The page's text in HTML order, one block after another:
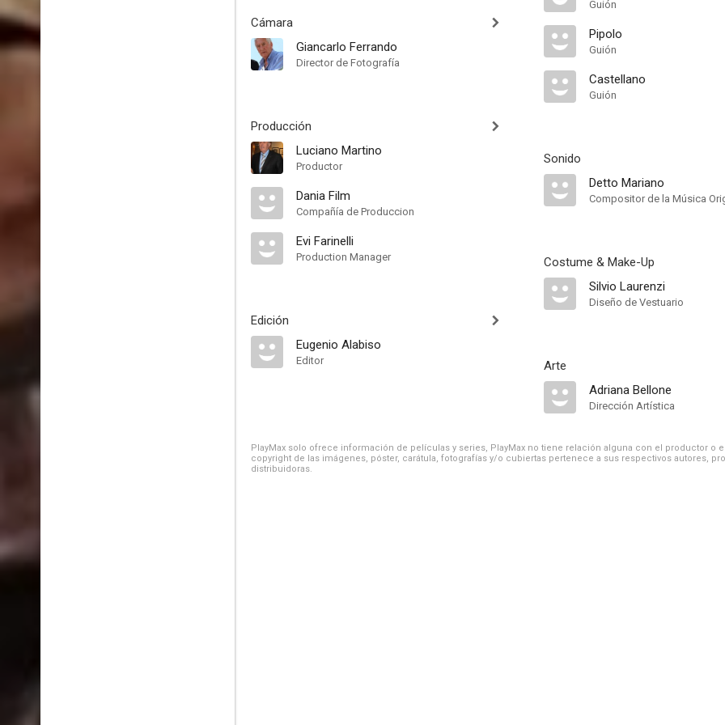
Cámara
Giancarlo Ferrando
Director de Fotografía
Producción
Luciano Martino
Productor
Dania Film
Compañía de Produccion
Evi Farinelli
Production Manager
Edición
Eugenio Alabiso
Editor
Guión
Pipolo
Guión
Castellano
Guión
Sonido
Detto Mariano
Compositor de la Música
Costume & Make-Up
Silvio Laurenzi
Diseño de Vestuario
Arte
Adriana Bellone
Dirección Artística
PlayMax solo ofrece información de películas y series, PlayMax no tiene relación alguna con el productor o
copyright de las imágenes, póster, carátula, fotografías y/o cubiertas pertenece a sus respectivos autores,
distribuidoras.